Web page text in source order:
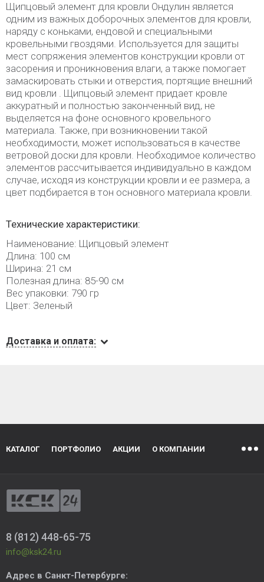
Щипцовый элемент для кровли Ондулин является
одним из важных доборочных элементов для кровли,
наряду с коньками, ендовой и специальными
кровельными гвоздями. Используется для защиты
мест сопряжения элементов конструкции кровли от
засорения и проникновения влаги, а также помогает
замаскировать стыки и отверстия, портящие внешний
вид кровли . Щипцовый элемент придает кровле
аккуратный и полностью законченный вид, не
выделяется на фоне основного кровельного
материала. Также, при возникновении такой
необходимости, может использоваться в качестве
ветровой доски для кровли. Необходимое количество
элементов рассчитывается индивидуально в каждом
случае, исходя из конструкции кровли и ее размера, а
цвет подбирается в тон основного материала кровли.
Технические характеристики:
Наименование: Щипцовый элемент
Длина: 100 см
Ширина: 21 см
Полезная длина: 85-90 см
Вес упаковки: 790 гр
Цвет: Зеленый
Доставка и оплата:
КАТАЛОГ ПОРТФОЛИО АКЦИИ О КОМПАНИИ
8 (812) 448-65-75
info@ksk24.ru
Адрес в Санкт-Петербурге: